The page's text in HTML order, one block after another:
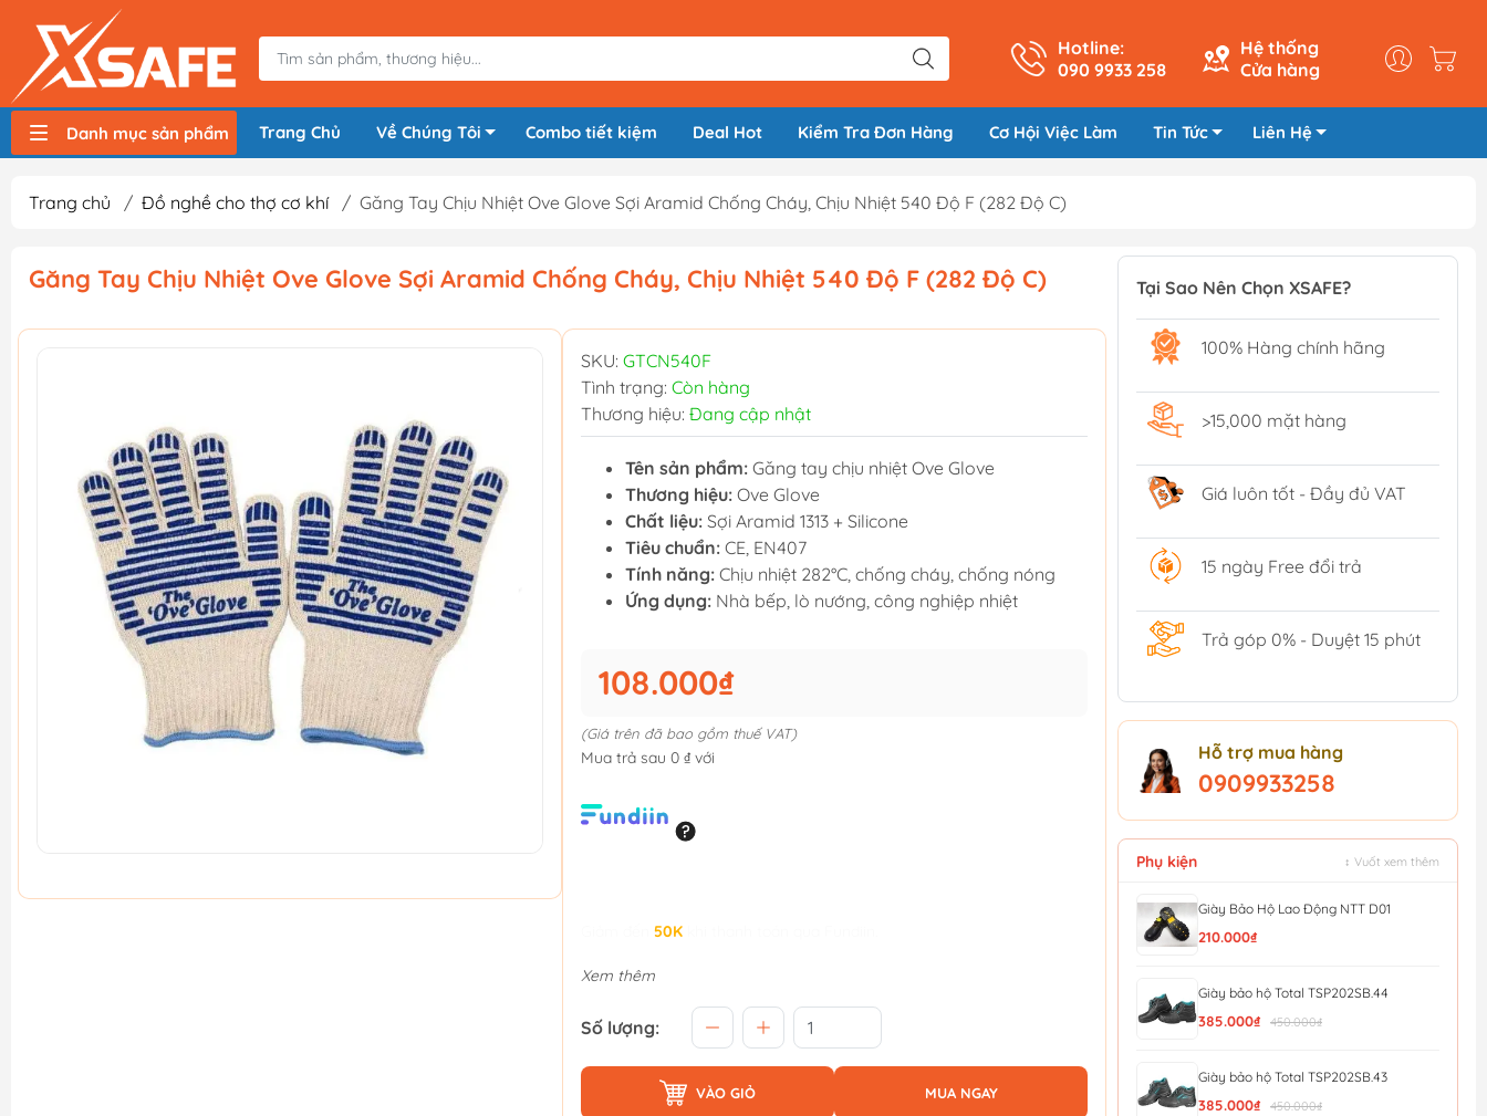
Hotline:
090 9933 258
Hệ thống
Cửa hàng
Danh mục sản phẩm Trang Chủ Về Chúng Tôi Combo tiết kiệm Deal Hot Kiểm Tra Đơn Hàng Cơ Hội Việc Làm Tin Tức Liên Hệ
Trang chủ / Đồ nghề cho thợ cơ khí / Găng Tay Chịu Nhiệt Ove Glove Sợi Aramid Chống Cháy, Chịu Nhiệt 540 Độ F (282 Độ C)
Găng Tay Chịu Nhiệt Ove Glove Sợi Aramid Chống Cháy, Chịu Nhiệt 540 Độ F (282 Độ C)
SKU: GTCN540F
Tình trạng: Còn hàng
Thương hiệu: Đang cập nhật
Tên sản phẩm: Găng tay chịu nhiệt Ove Glove
Thương hiệu: Ove Glove
Chất liệu: Sợi Aramid 1313 + Silicone
Tiêu chuẩn: CE, EN407
Tính năng: Chịu nhiệt 282°C, chống cháy, chống nóng
Ứng dụng: Nhà bếp, lò nướng, công nghiệp nhiệt
108.000₫
(Giá trên đã bao gồm thuế VAT)
Mua trả sau 0 ₫ với
50K
Xem thêm
Số lượng:
VÀO GIỎ MUA NGAY
Tại Sao Nên Chọn XSAFE?
100% Hàng chính hãng
>15,000 mặt hàng
Giá luôn tốt - Đầy đủ VAT
15 ngày Free đổi trả
Trả góp 0% - Duyệt 15 phút
Hỗ trợ mua hàng
0909933258
Phụ kiện ↕ Vuốt xem thêm
Giày Bảo Hộ Lao Động NTT D01
210.000₫
Giày bảo hộ Total TSP202SB.44
385.000₫ 450.000₫
Giày bảo hộ Total TSP202SB.43
385.000₫ 450.000₫